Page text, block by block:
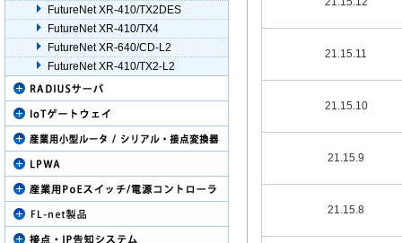
21.15.11
21.15.10
21.15.9
21.15.8
FutureNet XR-410/TX2DES
FutureNet XR-410/TX4
FutureNet XR-640/CD-L2
FutureNet XR-410/TX2-L2